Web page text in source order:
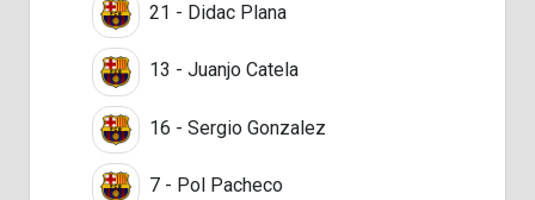
21 - Didac Plana
13 - Juanjo Catela
16 - Sergio Gonzalez
7 - Pol Pacheco